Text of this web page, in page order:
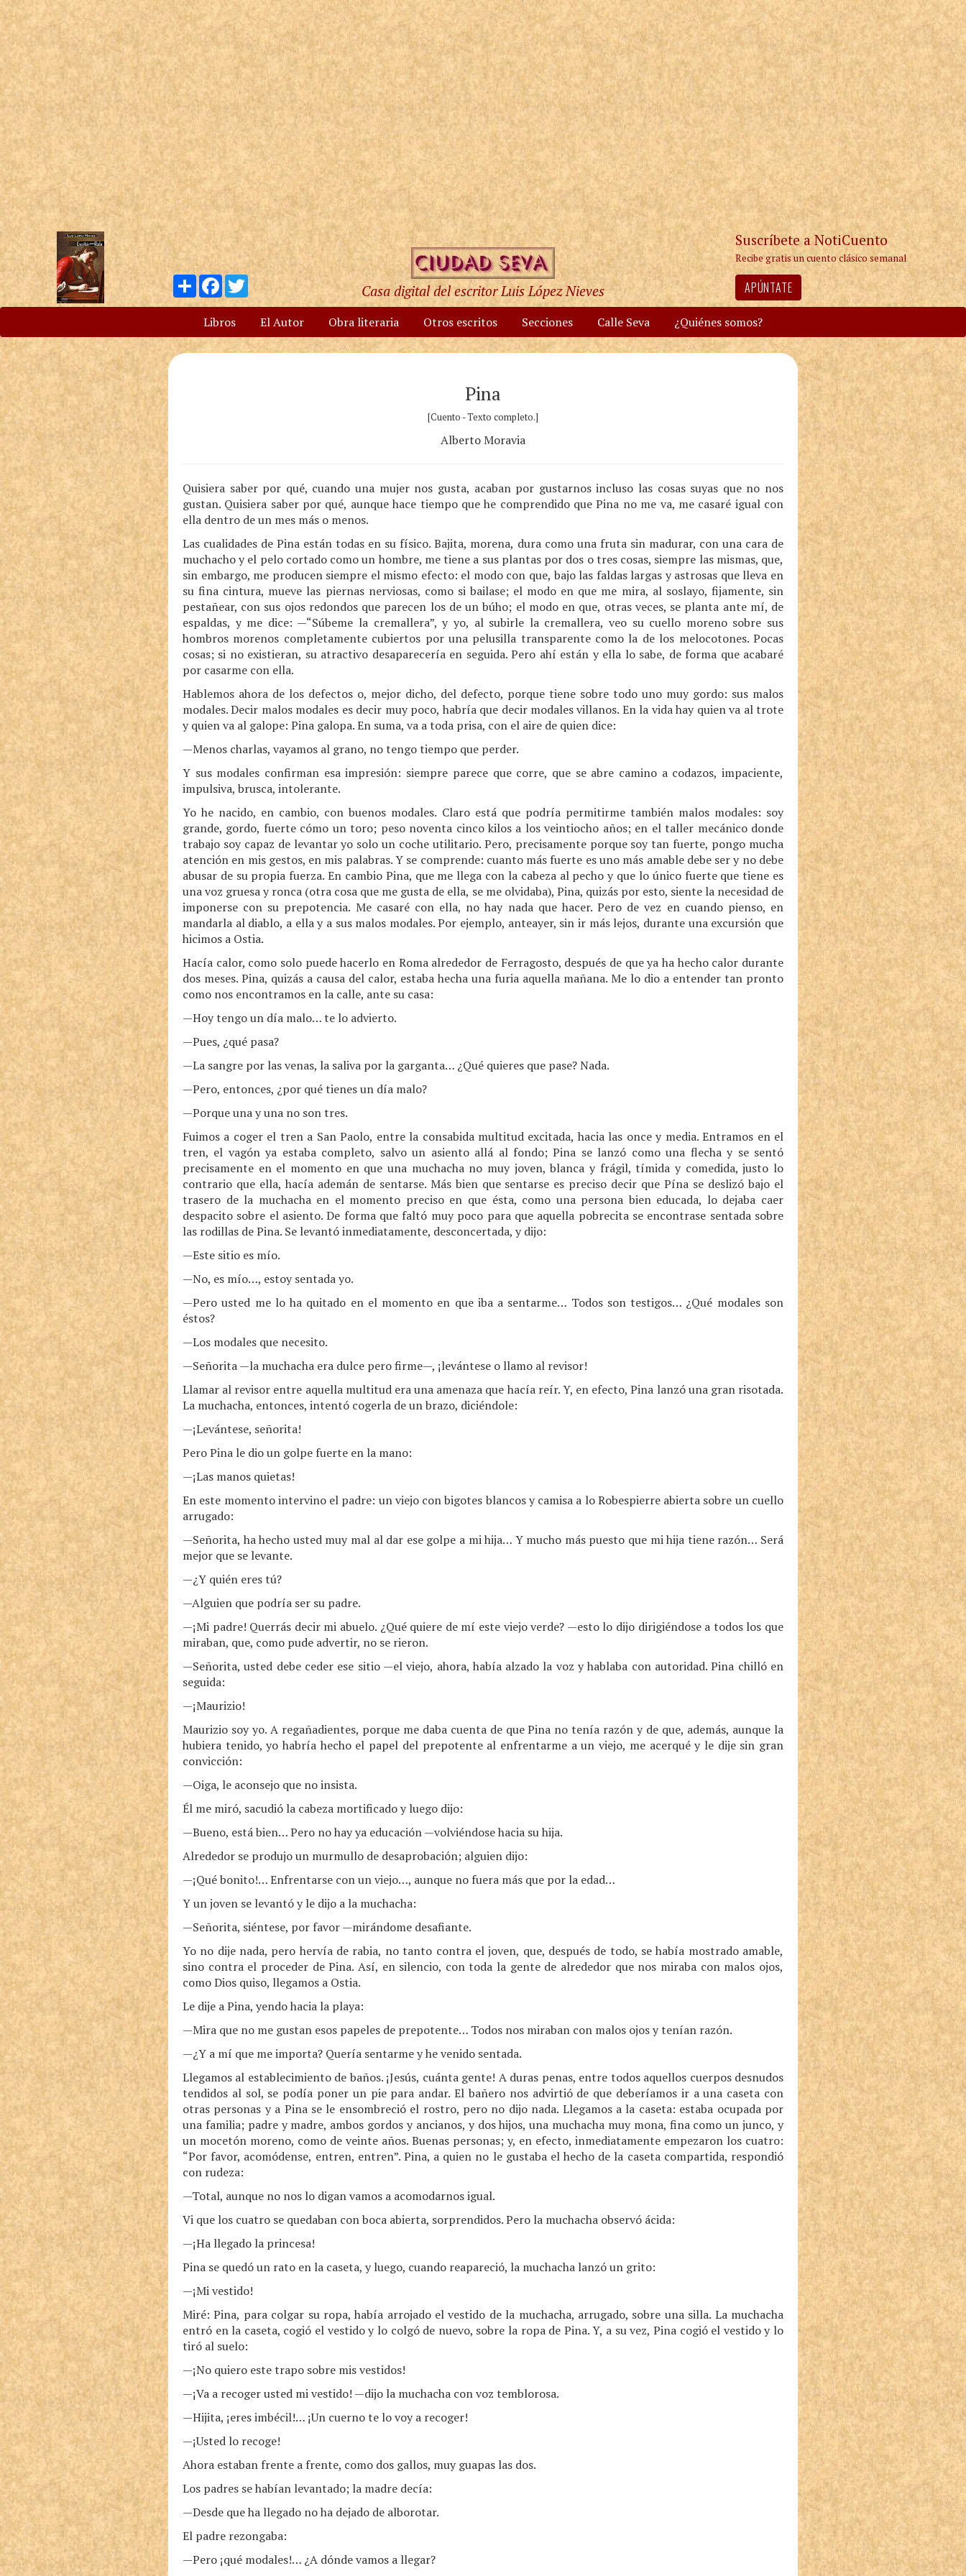
Compartir
Facebook
Twitter
Casa digital del escritor Luis López Nieves
Suscríbete a NotiCuento
Recibe gratis un cuento clásico semanal
APÚNTATE
Libros El Autor Obra literaria Otros escritos Secciones Calle Seva ¿Quiénes somos?
Pina
[Cuento - Texto completo.]
Alberto Moravia
Quisiera saber por qué, cuando una mujer nos gusta, acaban por gustarnos incluso las cosas suyas que no nos
gustan. Quisiera saber por qué, aunque hace tiempo que he comprendido que Pina no me va, me casaré igual con
ella dentro de un mes más o menos.
Las cualidades de Pina están todas en su físico. Bajita, morena, dura como una fruta sin madurar, con una cara de
muchacho y el pelo cortado como un hombre, me tiene a sus plantas por dos o tres cosas, siempre las mismas, que,
sin embargo, me producen siempre el mismo efecto: el modo con que, bajo las faldas largas y astrosas que lleva en
su fina cintura, mueve las piernas nerviosas, como si bailase; el modo en que me mira, al soslayo, fijamente, sin
pestañear, con sus ojos redondos que parecen los de un búho; el modo en que, otras veces, se planta ante mí, de
espaldas, y me dice: —“Súbeme la cremallera”, y yo, al subirle la cremallera, veo su cuello moreno sobre sus
hombros morenos completamente cubiertos por una pelusilla transparente como la de los melocotones. Pocas
cosas; si no existieran, su atractivo desaparecería en seguida. Pero ahí están y ella lo sabe, de forma que acabaré
por casarme con ella.
Hablemos ahora de los defectos o, mejor dicho, del defecto, porque tiene sobre todo uno muy gordo: sus malos
modales. Decir malos modales es decir muy poco, habría que decir modales villanos. En la vida hay quien va al trote
y quien va al galope: Pina galopa. En suma, va a toda prisa, con el aire de quien dice:
—Menos charlas, vayamos al grano, no tengo tiempo que perder.
Y sus modales confirman esa impresión: siempre parece que corre, que se abre camino a codazos, impaciente,
impulsiva, brusca, intolerante.
Yo he nacido, en cambio, con buenos modales. Claro está que podría permitirme también malos modales: soy
grande, gordo, fuerte cómo un toro; peso noventa cinco kilos a los veintiocho años; en el taller mecánico donde
trabajo soy capaz de levantar yo solo un coche utilitario. Pero, precisamente porque soy tan fuerte, pongo mucha
atención en mis gestos, en mis palabras. Y se comprende: cuanto más fuerte es uno más amable debe ser y no debe
abusar de su propia fuerza. En cambio Pina, que me llega con la cabeza al pecho y que lo único fuerte que tiene es
una voz gruesa y ronca (otra cosa que me gusta de ella, se me olvidaba), Pina, quizás por esto, siente la necesidad de
imponerse con su prepotencia. Me casaré con ella, no hay nada que hacer. Pero de vez en cuando pienso, en
mandarla al diablo, a ella y a sus malos modales. Por ejemplo, anteayer, sin ir más lejos, durante una excursión que
hicimos a Ostia.
Hacía calor, como solo puede hacerlo en Roma alrededor de Ferragosto, después de que ya ha hecho calor durante
dos meses. Pina, quizás a causa del calor, estaba hecha una furia aquella mañana. Me lo dio a entender tan pronto
como nos encontramos en la calle, ante su casa:
—Hoy tengo un día malo… te lo advierto.
—Pues, ¿qué pasa?
—La sangre por las venas, la saliva por la garganta… ¿Qué quieres que pase? Nada.
—Pero, entonces, ¿por qué tienes un día malo?
—Porque una y una no son tres.
Fuimos a coger el tren a San Paolo, entre la consabida multitud excitada, hacia las once y media. Entramos en el
tren, el vagón ya estaba completo, salvo un asiento allá al fondo; Pina se lanzó como una flecha y se sentó
precisamente en el momento en que una muchacha no muy joven, blanca y frágil, tímida y comedida, justo lo
contrario que ella, hacía ademán de sentarse. Más bien que sentarse es preciso decir que Pína se deslizó bajo el
trasero de la muchacha en el momento preciso en que ésta, como una persona bien educada, lo dejaba caer
despacito sobre el asiento. De forma que faltó muy poco para que aquella pobrecita se encontrase sentada sobre
las rodillas de Pina. Se levantó inmediatamente, desconcertada, y dijo:
—Este sitio es mío.
—No, es mío…, estoy sentada yo.
—Pero usted me lo ha quitado en el momento en que iba a sentarme… Todos son testigos… ¿Qué modales son
éstos?
—Los modales que necesito.
—Señorita —la muchacha era dulce pero firme—, ¡levántese o llamo al revisor!
Llamar al revisor entre aquella multitud era una amenaza que hacía reír. Y, en efecto, Pina lanzó una gran risotada.
La muchacha, entonces, intentó cogerla de un brazo, diciéndole:
—¡Levántese, señorita!
Pero Pina le dio un golpe fuerte en la mano:
—¡Las manos quietas!
En este momento intervino el padre: un viejo con bigotes blancos y camisa a lo Robespierre abierta sobre un cuello
arrugado:
—Señorita, ha hecho usted muy mal al dar ese golpe a mi hija… Y mucho más puesto que mi hija tiene razón… Será
mejor que se levante.
—¿Y quién eres tú?
—Alguien que podría ser su padre.
—¡Mi padre! Querrás decir mi abuelo. ¿Qué quiere de mí este viejo verde? —esto lo dijo dirigiéndose a todos los que
miraban, que, como pude advertir, no se rieron.
—Señorita, usted debe ceder ese sitio —el viejo, ahora, había alzado la voz y hablaba con autoridad. Pina chilló en
seguida:
—¡Maurizio!
Maurizio soy yo. A regañadientes, porque me daba cuenta de que Pina no tenía razón y de que, además, aunque la
hubiera tenido, yo habría hecho el papel del prepotente al enfrentarme a un viejo, me acerqué y le dije sin gran
convicción:
—Oiga, le aconsejo que no insista.
Él me miró, sacudió la cabeza mortificado y luego dijo:
—Bueno, está bien… Pero no hay ya educación —volviéndose hacia su hija.
Alrededor se produjo un murmullo de desaprobación; alguien dijo:
—¡Qué bonito!… Enfrentarse con un viejo…, aunque no fuera más que por la edad…
Y un joven se levantó y le dijo a la muchacha:
—Señorita, siéntese, por favor —mirándome desafiante.
Yo no dije nada, pero hervía de rabia, no tanto contra el joven, que, después de todo, se había mostrado amable,
sino contra el proceder de Pina. Así, en silencio, con toda la gente de alrededor que nos miraba con malos ojos,
como Dios quiso, llegamos a Ostia.
Le dije a Pina, yendo hacia la playa:
—Mira que no me gustan esos papeles de prepotente… Todos nos miraban con malos ojos y tenían razón.
—¿Y a mí que me importa? Quería sentarme y he venido sentada.
Llegamos al establecimiento de baños. ¡Jesús, cuánta gente! A duras penas, entre todos aquellos cuerpos desnudos
tendidos al sol, se podía poner un pie para andar. El bañero nos advirtió de que deberíamos ir a una caseta con
otras personas y a Pina se le ensombreció el rostro, pero no dijo nada. Llegamos a la caseta: estaba ocupada por
una familia; padre y madre, ambos gordos y ancianos, y dos hijos, una muchacha muy mona, fina como un junco, y
un mocetón moreno, como de veinte años. Buenas personas; y, en efecto, inmediatamente empezaron los cuatro:
“Por favor, acomódense, entren, entren”. Pina, a quien no le gustaba el hecho de la caseta compartida, respondió
con rudeza:
—Total, aunque no nos lo digan vamos a acomodarnos igual.
Vi que los cuatro se quedaban con boca abierta, sorprendidos. Pero la muchacha observó ácida:
—¡Ha llegado la princesa!
Pina se quedó un rato en la caseta, y luego, cuando reapareció, la muchacha lanzó un grito:
—¡Mi vestido!
Miré: Pina, para colgar su ropa, había arrojado el vestido de la muchacha, arrugado, sobre una silla. La muchacha
entró en la caseta, cogió el vestido y lo colgó de nuevo, sobre la ropa de Pina. Y, a su vez, Pina cogió el vestido y lo
tiró al suelo:
—¡No quiero este trapo sobre mis vestidos!
—¡Va a recoger usted mi vestido! —dijo la muchacha con voz temblorosa.
—Hijita, ¡eres imbécil!… ¡Un cuerno te lo voy a recoger!
—¡Usted lo recoge!
Ahora estaban frente a frente, como dos gallos, muy guapas las dos.
Los padres se habían levantado; la madre decía:
—Desde que ha llegado no ha dejado de alborotar.
El padre rezongaba:
—Pero ¡qué modales!… ¿A dónde vamos a llegar?